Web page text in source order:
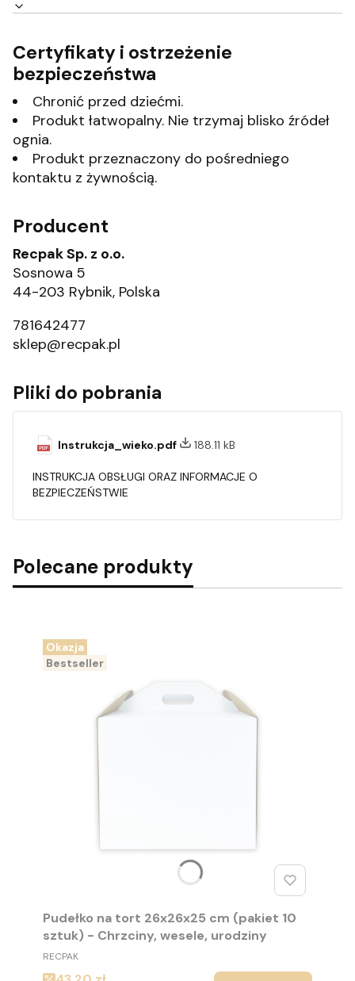
Certyfikaty i ostrzeżenie
bezpieczeństwa
Chronić przed dziećmi.
Produkt łatwopalny. Nie trzymaj blisko źródeł
ognia.
Produkt przeznaczony do pośredniego
kontaktu z żywnością.
Producent
Recpak Sp. z o.o.
Sosnowa 5
44-203 Rybnik, Polska
781642477
sklep@recpak.pl
Pliki do pobrania
Instrukcja_wieko.pdf 188.11 kB
INSTRUKCJA OBSŁUGI ORAZ INFORMACJE O
BEZPIECZEŃSTWIE
Polecane produkty
Okazja
Bestseller
Pudełko na tort 26x26x25 cm (pakiet 10
sztuk) - Chrzciny, wesele, urodziny
PRODUCENT
RECPAK